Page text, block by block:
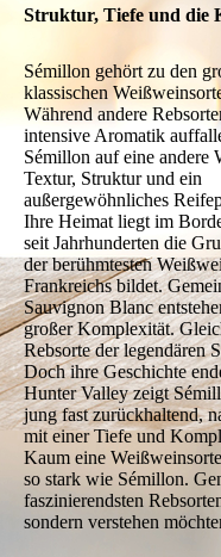
Struktur, Tiefe und die
Sémillon gehört zu den
klassischen
Während andere
intensive Aromatik
Sémillon auf eine andere
Textur, Struktur und ein
außergewöhnliches
Ihre Heimat liegt im
seit Jahrhunderten die
der berühmtesten
Frankreichs bildet.
Sauvignon Blanc
großer Komplexität.
Rebsorte der legendären
Doch ihre Geschichte
Hunter Valley zeigt
jung fast zurückhaltend,
mit einer Tiefe und
Kaum eine
so stark wie Sémillon.
faszinierendsten
sondern verstehen